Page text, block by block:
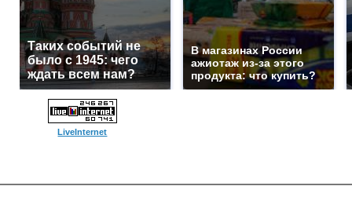
Таких событий не
было с 1945: чего
ждать всем нам?
В магазинах России
ажиотаж из-за этого
продукта: что купить?
LiveInternet